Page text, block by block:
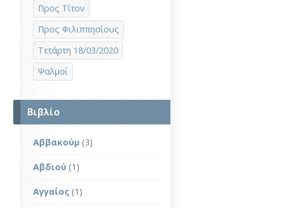
Προς Τίτον
Προς Φιλιππησίους
Τετάρτη 18/03/2020
Ψαλμοί
Βιβλίο
Αββακούμ (3)
Αβδιού (1)
Αγγαίος (1)